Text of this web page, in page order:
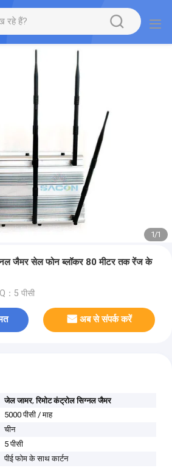
1/1
जैमर सेल फोन ब्लॉकर 80 मीटर तक रेंज के
：5 पीसी
अब से संपर्क करें
जेल जामर,रिमोट कंट्रोल सिग्नल जैमर
5000 पीसी / माह
चीन
5 पीसी
पीई फोम के साथ कार्टन